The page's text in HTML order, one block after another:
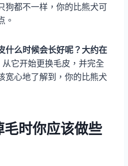
狗都不一样，你的比熊犬可
。
什么时候会长好呢？大约在
从它开始更换毛皮，并完全
宽心地了解到，你的比熊犬
毛时你应该做些